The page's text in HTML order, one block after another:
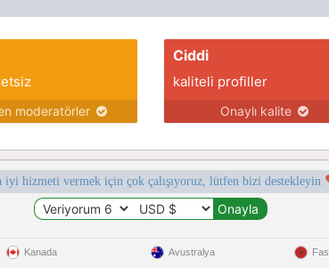
moderatörler
Ciddi
kaliteli profiller
Onaylı kalite
iyi hizmeti vermek için çok çalışıyoruz, lütfen bizi destekleyin
Kanada Avustralya Fas